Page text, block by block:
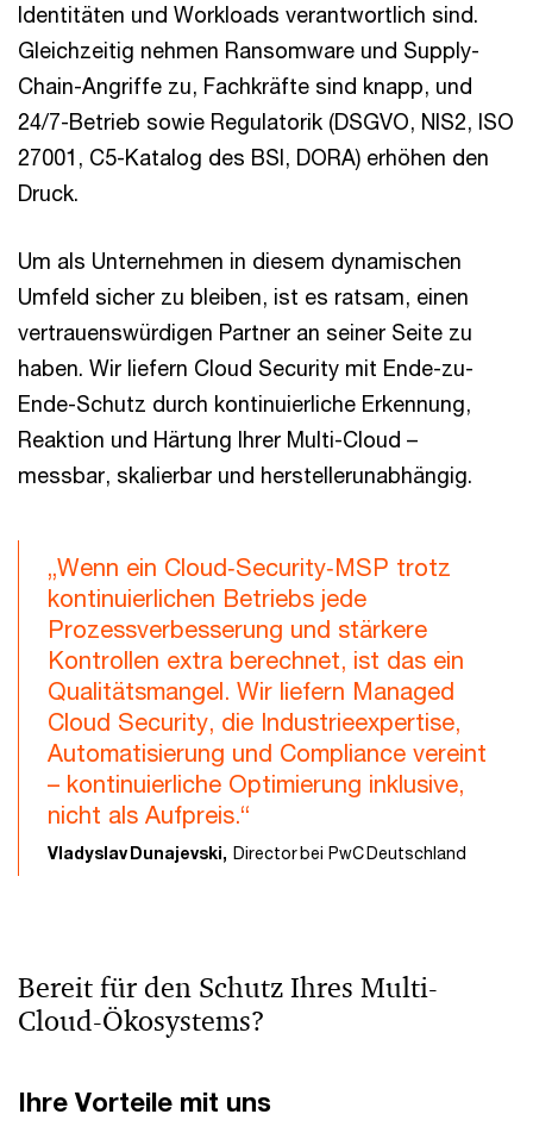
Identitäten und Workloads verantwortlich sind.
Gleichzeitig nehmen Ransomware und Supply-
Chain-Angriffe zu, Fachkräfte sind knapp, und
24/7-Betrieb sowie Regulatorik (DSGVO, NIS2, ISO
27001, C5-Katalog des BSI, DORA) erhöhen den
Druck.
Um als Unternehmen in diesem dynamischen
Umfeld sicher zu bleiben, ist es ratsam, einen
vertrauenswürdigen Partner an seiner Seite zu
haben. Wir liefern Cloud Security mit Ende-zu-
Ende-Schutz durch kontinuierliche Erkennung,
Reaktion und Härtung Ihrer Multi-Cloud –
messbar, skalierbar und herstellerunabhängig.
„Wenn ein Cloud‑Security‑MSP trotz
kontinuierlichen Betriebs jede
Prozessverbesserung und stärkere
Kontrollen extra berechnet, ist das ein
Qualitätsmangel. Wir liefern Managed
Cloud Security, die Industrieexpertise,
Automatisierung und Compliance vereint
– kontinuierliche Optimierung inklusive,
nicht als Aufpreis.“
Vladyslav Dunajevski, Director bei PwC Deutschland
Bereit für den Schutz Ihres Multi-
Cloud-Ökosystems?
Ihre Vorteile mit uns